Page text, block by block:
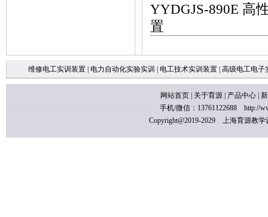
YYDGJS-890E 高
置
维修电工实训装置 电力自动化实验实训 电工技术实训装置| 高级电工电子
网站首页 关于育源 产品中心
手机/微信：13761122688 http://
Copyright@2019-2029 上海育源教